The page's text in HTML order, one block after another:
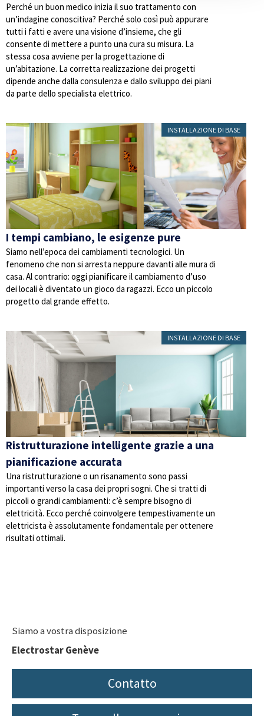
Perché un buon medico inizia il suo trattamento con
un’indagine conoscitiva? Perché solo così può appurare
tutti i fatti e avere una visione d’insieme, che gli
consente di mettere a punto una cura su misura. La
stessa cosa avviene per la progettazione di
un’abitazione. La corretta realizzazione dei progetti
dipende anche dalla consulenza e dallo sviluppo dei piani
da parte dello specialista elettrico.
INSTALLAZIONE DI BASE
I tempi cambiano, le esigenze pure
Siamo nell’epoca dei cambiamenti tecnologici. Un
fenomeno che non si arresta neppure davanti alle mura di
casa. Al contrario: oggi pianificare il cambiamento d’uso
dei locali è diventato un gioco da ragazzi. Ecco un piccolo
progetto dal grande effetto.
INSTALLAZIONE DI BASE
Ristrutturazione intelligente grazie a una
pianificazione accurata
Una ristrutturazione o un risanamento sono passi
importanti verso la casa dei propri sogni. Che si tratti di
piccoli o grandi cambiamenti: c’è sempre bisogno di
elettricità. Ecco perché coinvolgere tempestivamente un
elettricista è assolutamente fondamentale per ottenere
risultati ottimali.
Siamo a vostra disposizione
Electrostar Genève
Contatto